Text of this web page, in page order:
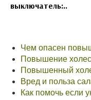
выключатель:..
Чем опасен
Повышение
Повышенный
Вред и польза
Как помочь если